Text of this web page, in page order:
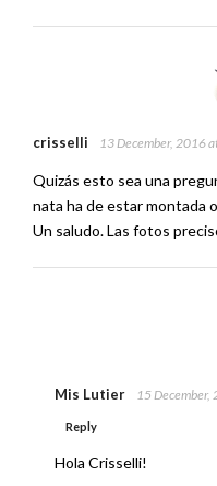
crisselli 13 December, 2016
Quizás esto sea una
nata ha de estar montada
Un saludo. Las fotos
Mis Lutier 15
Reply
Hola Crisselli!